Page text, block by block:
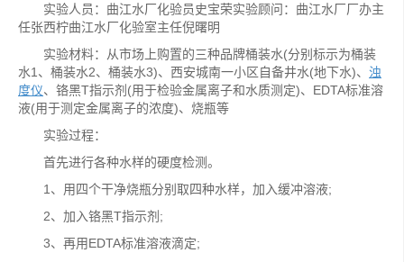
实验人员：曲江水厂化验员史宝荣实验顾问：曲江水厂厂办主
任张西柠曲江水厂化验室主任倪曙明
实验材料：从市场上购置的三种品牌桶装水(分别标示为桶装
水1、桶装水2、桶装水3)、西安城南一小区自备井水(地下水)、 浊
度仪、铬黑T指示剂(用于检验金属离子和水质测定)、EDTA标准溶
液(用于测定金属离子的浓度)、烧瓶等
实验过程：
首先进行各种水样的硬度检测。
1、用四个干净烧瓶分别取四种水样，加入缓冲溶液;
2、加入铬黑T指示剂;
3、再用EDTA标准溶液滴定;